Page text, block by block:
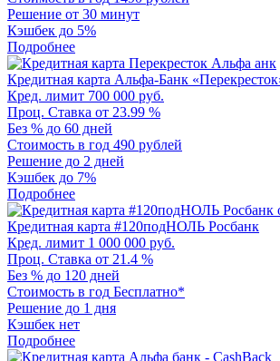
Решение от 30 минут
Кэшбек до 5%
Подробнее
Кредитная карта Альфа-Банк
Кред. лимит 700 000 руб.
Проц. Ставка от 23.99 %
Без % до 60 дней
Стоимость в год 490 рублей
Решение до 2 дней
Кэшбек до 7%
Подробнее
Кредитная карта #120подНОЛЬ Росбанк
Кред. лимит 1 000 000 руб.
Проц. Ставка от 21.4 %
Без % до 120 дней
Стоимость в год Бесплатно*
Решение до 1 дня
Кэшбек нет
Подробнее